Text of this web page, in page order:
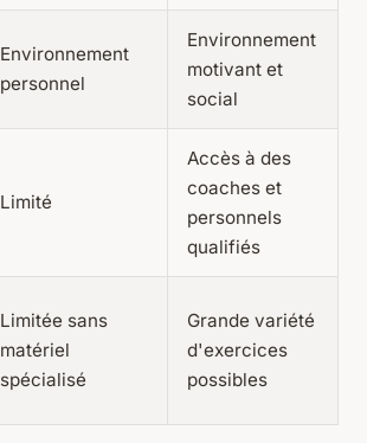
Environnement
personnel
Environnement
motivant et
social
Limité
Accès à des
coaches et
personnels
qualifiés
Limitée sans
matériel
spécialisé
Grande variété
d'exercices
possibles